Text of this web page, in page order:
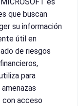
que buscan
su información
útil en
de riesgos
para
con acceso